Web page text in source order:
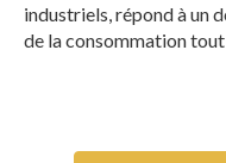
industriels, répond à un
de la consommation